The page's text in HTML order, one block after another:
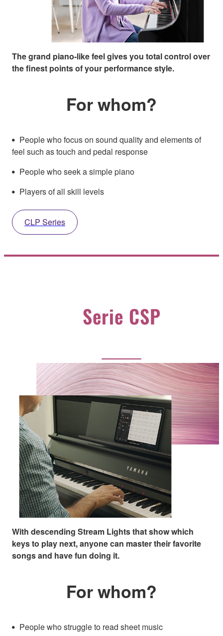
The grand piano-like feel gives you total control over
the finest points of your performance style.
For whom?
People who focus on sound quality and elements of
feel such as touch and pedal response
People who seek a simple piano
Players of all skill levels
CLP Series
Serie CSP
With descending Stream Lights that show which
keys to play next, anyone can master their favorite
songs and have fun doing it.
For whom?
People who struggle to read sheet music